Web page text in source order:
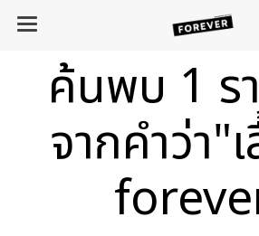
ค้นพบ 1 ร
จากคำว่า"